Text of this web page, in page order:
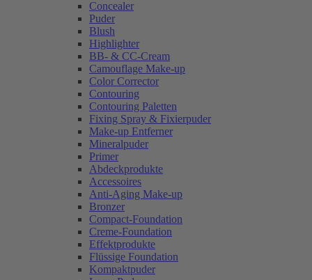
Concealer
Puder
Blush
Highlighter
BB- & CC-Cream
Camouflage Make-up
Color Corrector
Contouring
Contouring Paletten
Fixing Spray & Fixierpuder
Make-up Entferner
Mineralpuder
Primer
Abdeckprodukte
Accessoires
Anti-Aging Make-up
Bronzer
Compact-Foundation
Creme-Foundation
Effektprodukte
Flüssige Foundation
Kompaktpuder